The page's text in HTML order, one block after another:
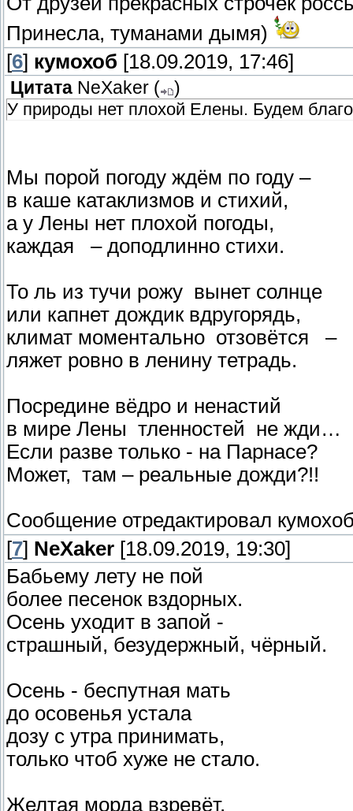
Принесла, туманами дымя)
[6] кумохоб [18.09.2019, 17:46]
Цитата NeXaker (
)
У природы нет плохой Елены. Будем
Мы порой погоду ждём по году –
в каше катаклизмов и стихий,
а у Лены нет плохой погоды,
каждая – доподлинно стихи.
То ль из тучи рожу вынет солнце
или капнет дождик вдругорядь,
климат моментально отзовётся –
ляжет ровно в ленину тетрадь.
Посредине вёдро и ненастий
в мире Лены тленностей не жди…
Если разве только - на Парнасе?
Может, там – реальные дожди?!!
Сообщение отредактировал
[7] NeXaker [18.09.2019, 19:30]
Бабьему лету не пой
более песенок вздорных.
Осень уходит в запой -
страшный, безудержный, чёрный.
Осень - беспутная мать
до осовенья устала
дозу с утра принимать,
только чтоб хуже не стало.
Желтая морда взревёт,